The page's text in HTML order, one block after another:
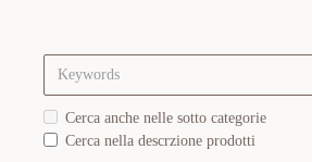
Cerca anche nelle sotto categorie
Cerca nella descrzione prodotti